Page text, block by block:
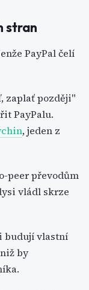
stran
PayPal čelí
zaplať později"
PayPalu.
, jeden z
peer převodům
vládl skrze
budují vlastní
by